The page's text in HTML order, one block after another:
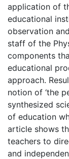
application of
educational
observation
staff of the
components
educational
approach.
notion of ‘the
synthesized
of education
article shows
teachers to
and